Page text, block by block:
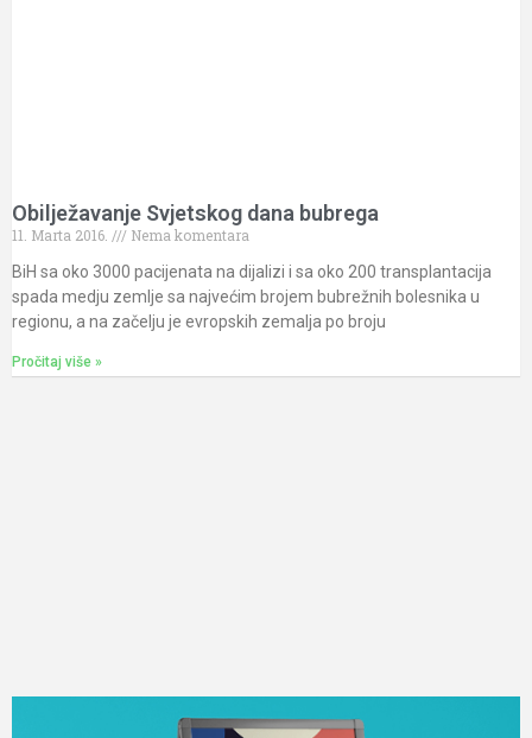
Obilježavanje Svjetskog dana bubrega
11. Marta 2016.
Nema komentara
BiH sa oko 3000 pacijenata na dijalizi i sa oko 200 transplantacija
spada medju zemlje sa najvećim brojem bubrežnih bolesnika u
regionu, a na začelju je evropskih zemalja po broju
Pročitaj više »